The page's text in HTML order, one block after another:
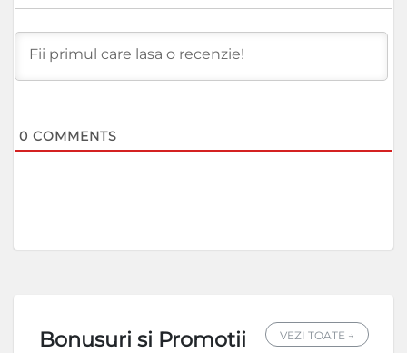
0 COMMENTS
Bonusuri si Promotii VEZI TOATE →